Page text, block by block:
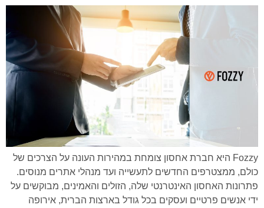
Fozzy היא חברת אחסון צומחת במהירות העונה על הצרכים של
כולם, ממצטרפים החדשים לתעשייה ועד מנהלי אתרים מנוסים.
פתרונות האחסון האינטרנטי שלה, הזולים והאמינים, מבוקשים על
ידי אנשים פרטיים ועסקים בכל גודל בארצות הברית, אירופה